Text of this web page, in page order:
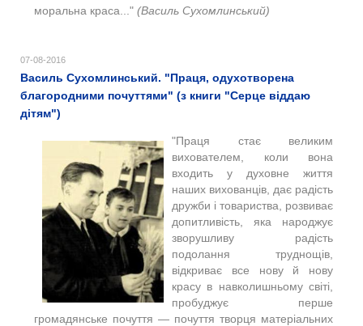
моральна краса..." (Василь Сухомлинський)
07-08-2016
Василь Сухомлинський. "Праця, одухотворена
благородними почуттями" (з книги "Серце віддаю
дітям")
"Праця стає великим
вихователем, коли вона
входить у духовне життя
наших вихованців, дає радість
дружби і товариства, розвиває
допитливість, яка народжує
зворушливу радість
подолання труднощів,
відкриває все нову й нову
красу в навколишньому світі,
пробуджує перше
громадянське почуття — почуття творця матеріальних